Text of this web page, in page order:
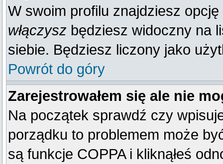
W swoim profilu znajdziesz opcję
włączysz będziesz widoczny na
siebie. Będziesz liczony jako
Powrót do góry
Zarejestrowałem się ale nie
Na początek sprawdź czy
porządku to problemem może
są funkcje COPPA i kliknąłeś